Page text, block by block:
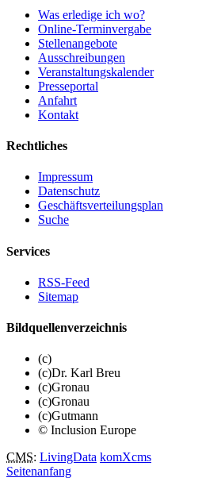
Was erledige ich wo?
Online-Terminvergabe
Stellenangebote
Ausschreibungen
Veranstaltungskalender
Presseportal
Anfahrt
Kontakt
Rechtliches
Impressum
Datenschutz
Geschäftsverteilungsplan
Suche
Services
RSS-Feed
Sitemap
Bildquellenverzeichnis
(c)
(c)Dr. Karl Breu
(c)Gronau
(c)Gronau
(c)Gutmann
© Inclusion Europe
CMS: LivingData komXcms
Seitenanfang